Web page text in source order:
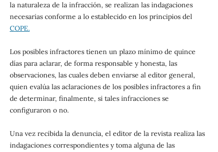
la naturaleza de la infracción, se realizan las indagaciones
necesarias conforme a lo establecido en los principios del
COPE.
Los posibles infractores tienen un plazo mínimo de quince
días para aclarar, de forma responsable y honesta, las
observaciones, las cuales deben enviarse al editor general,
quien evalúa las aclaraciones de los posibles infractores a fin
de determinar, finalmente, si tales infracciones se
configuraron o no.
Una vez recibida la denuncia, el editor de la revista realiza las
indagaciones correspondientes y toma alguna de las